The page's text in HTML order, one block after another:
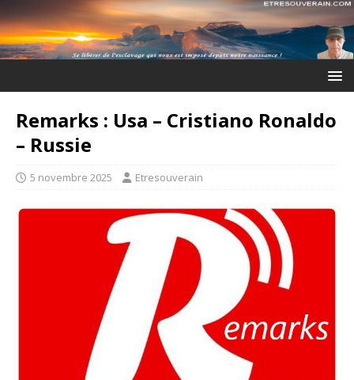
Remarks : Usa – Cristiano Ronaldo
– Russie
5 novembre 2025 Etresouverain